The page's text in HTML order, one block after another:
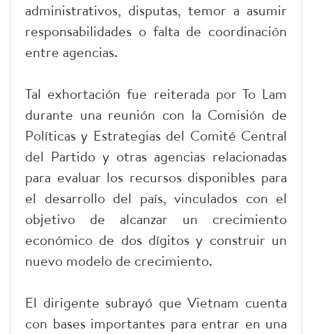
administrativos, disputas, temor a asumir
responsabilidades o falta de coordinación
entre agencias.
Tal exhortación fue reiterada por To Lam
durante una reunión con la Comisión de
Políticas y Estrategias del Comité Central
del Partido y otras agencias relacionadas
para evaluar los recursos disponibles para
el desarrollo del país, vinculados con el
objetivo de alcanzar un crecimiento
económico de dos dígitos y construir un
nuevo modelo de crecimiento.
El dirigente subrayó que Vietnam cuenta
con bases importantes para entrar en una